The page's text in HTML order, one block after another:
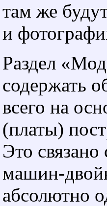
там же
и
Раздел
содержать
всего на
(платы)
Это
машин-
абсолютно